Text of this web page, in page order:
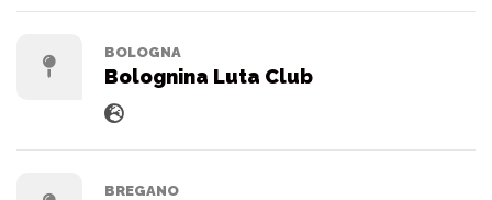
BOLOGNA
Bolognina Luta Club
BREGANO